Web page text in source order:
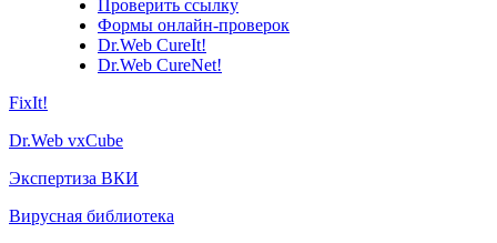
Проверить ссылку
Формы онлайн-проверок
Dr.Web CureIt!
Dr.Web CureNet!
FixIt!
Dr.Web vxCube
Экспертиза ВКИ
Вирусная библиотека